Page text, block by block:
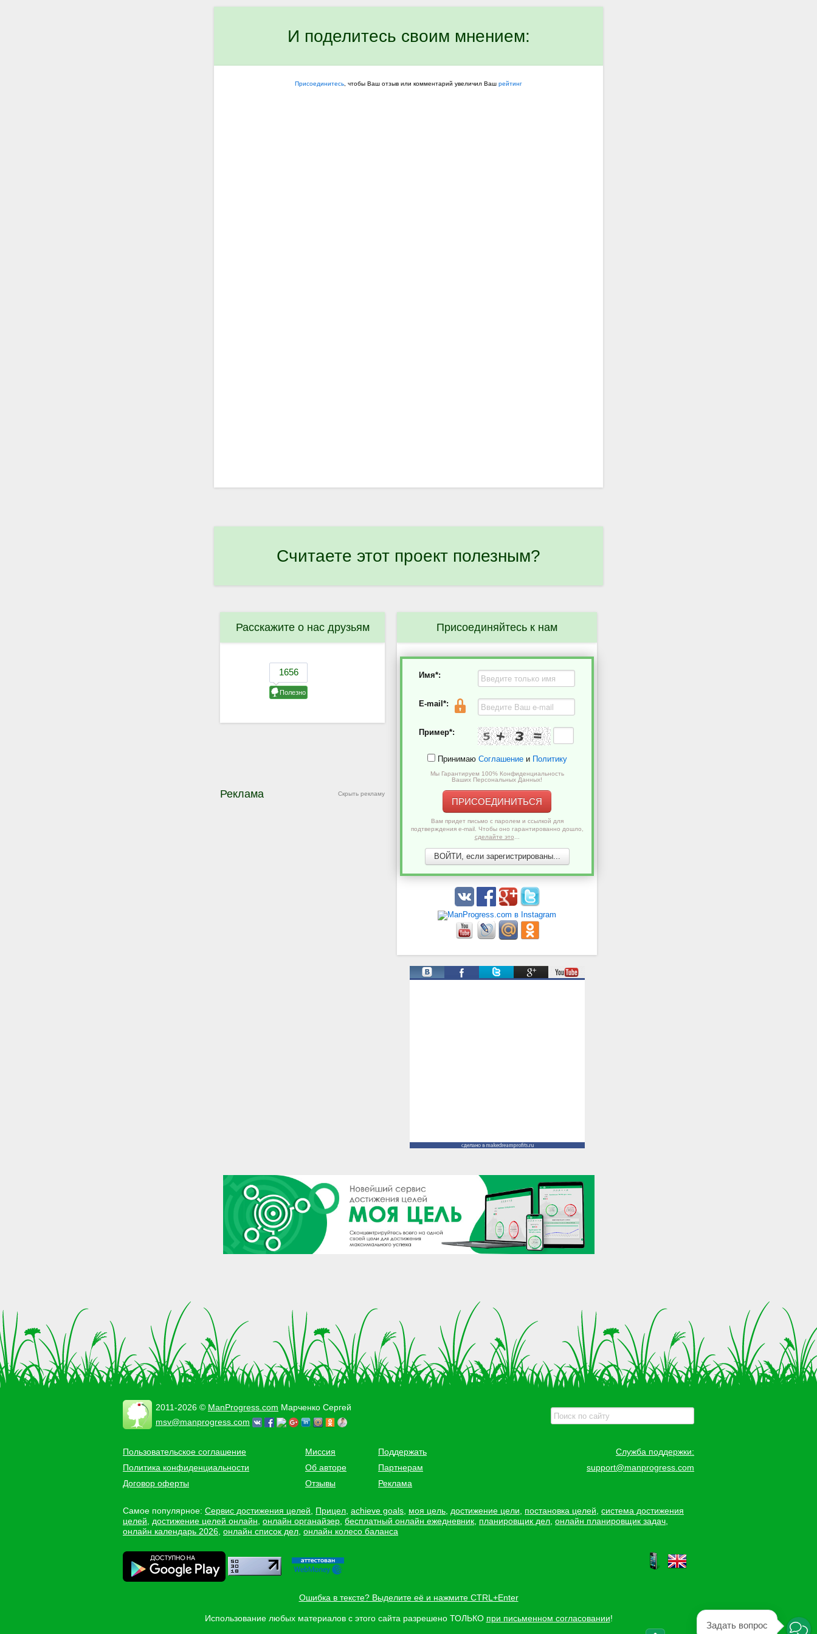
И поделитесь своим мнением:
Присоединитесь , чтобы Ваш отзыв или комментарий увеличил Ваш рейтинг
Считаете этот проект полезным?
Расскажите о нас друзьям
Скрыть рекламу
Реклама
Присоединяйтесь к нам
Имя*:
E-mail*:
Пример*:
Принимаю Соглашениеи Политику
Мы Гарантируем 100% Конфиденциальность
Ваших Персональных Данных!
ПРИСОЕДИНИТЬСЯ
Вам придет письмо с паролем и ссылкой для
подтверждения e-mail. Чтобы оно гарантированно дошло,
сделайте это
ВОЙТИ, если зарегистрированы...
2011-2026 © ManProgress.com Марченко Сергей
msv@manprogress.com
Пользовательское соглашение
Политика конфиденциальности
Договор оферты
Миссия
Об авторе
Отзывы
Поддержать
Партнерам
Реклама
Служба поддержки:
support@manprogress.com
Самое популярное: Сервис достижения целей Прицел achieve goals моя цель достижение цели постановка целей система достижения
целей
достижение целей онлайн онлайн органайзер бесплатный онлайн ежедневник планировщик дел онлайн планировщик задач
онлайн календарь 2026 онлайн список дел онлайн колесо баланса
Ошибка в тексте? Выделите её и нажмите CTRL+Enter
Использование любых материалов с этого сайта разрешено ТОЛЬКО при письменном согласовании!
Задать вопрос